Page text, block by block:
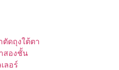
ดถุงใต้ตา
สองชั้น
ลอร์